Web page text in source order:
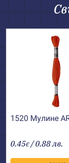
1520 Мулине
0.45€ / 0.88 лв.